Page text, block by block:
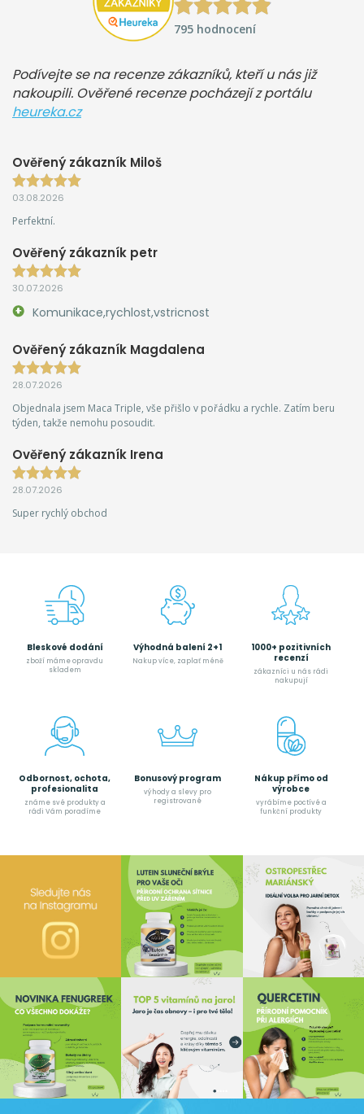
795 hodnocení
Podívejte se na recenze zákazníků, kteří u nás již
nakoupili. Ověřené recenze pocházejí z portálu
heureka.cz
Ověřený zákazník Miloš
03.08.2026
Perfektní.
Ověřený zákazník petr
30.07.2026
Komunikace,rychlost,vstricnost
Ověřený zákazník Magdalena
28.07.2026
Objednala jsem Maca Triple, vše přišlo v pořádku a rychle. Zatím beru
týden, takže nemohu posoudit.
Ověřený zákazník Irena
28.07.2026
Super rychlý obchod
Bleskové dodání
zboží máme opravdu
skladem
Výhodná balení 2+1
Nakup více, zaplať méně
1000+ pozitivních
recenzí
zákazníci u nás rádi
nakupují
Odbornost, ochota,
profesionalita
známe své produkty a
rádi Vám poradíme
Bonusový program
výhody a slevy pro
registrované
Nákup přímo od
výrobce
vyrábíme poctívé a
funkční produkty